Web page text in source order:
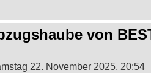
von
22. November 2025, 20:54